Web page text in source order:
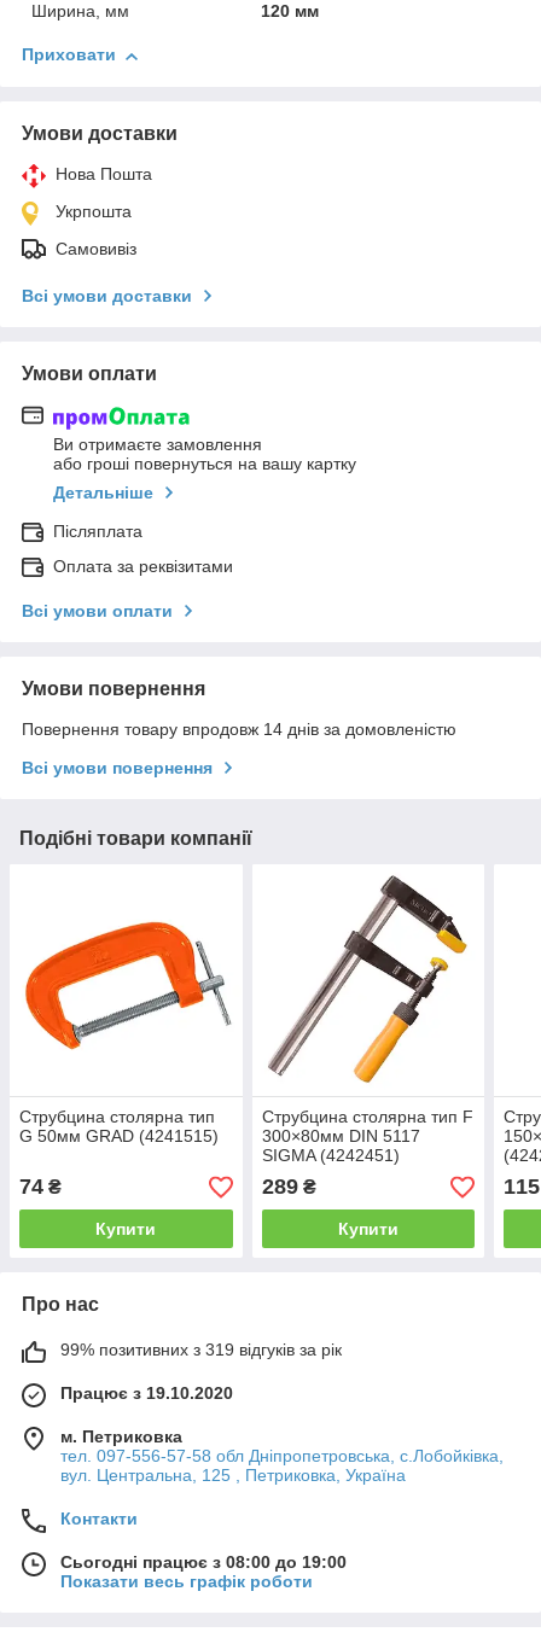
Ширина, мм
120 мм
Приховати
Умови доставки
Нова Пошта
Укрпошта
Самовивіз
Всі умови доставки
Умови оплати
Ви отримаєте замовлення
або гроші повернуться на вашу картку
Детальніше
Післяплата
Оплата за реквізитами
Всі умови оплати
Умови повернення
Повернення товару впродовж 14 днів за домовленістю
Всі умови повернення
Подібні товари компанії
Струбцина столярна тип
G 50мм GRAD (4241515)
74 ₴
Купити
Струбцина столярна тип F
300×80мм DIN 5117
SIGMA (4242451)
289₴
Купити
115
Про нас
99% позитивних з 319 відгуків за рік
Працює з 19.10.2020
м. Петриковка
тел. 097-556-57-58 обл Дніпропетровська, с.Лобойківка,
вул. Центральна, 125 , Петриковка, Україна
Контакти
Сьогодні працює з 08:00 до 19:00
Показати весь графік роботи